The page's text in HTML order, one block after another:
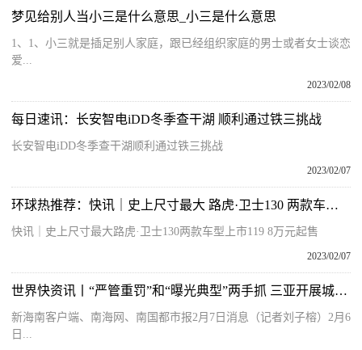
梦见给别人当小三是什么意思_小三是什么意思
1、1、小三就是插足别人家庭，跟已经组织家庭的男士或者女士谈恋
爱...
2023/02/08
每日速讯：长安智电iDD冬季查干湖 顺利通过铁三挑战
长安智电iDD冬季查干湖顺利通过铁三挑战
2023/02/07
环球热推荐：快讯｜史上尺寸最大 路虎·卫士130 两款车型上市 119.8万元起售
快讯｜史上尺寸最大路虎·卫士130两款车型上市119 8万元起售
2023/02/07
世界快资讯丨“严管重罚”和“曝光典型”两手抓 三亚开展城市管理突出问题集中整治行动
新海南客户端、南海网、南国都市报2月7日消息（记者刘子榕）2月6
日...